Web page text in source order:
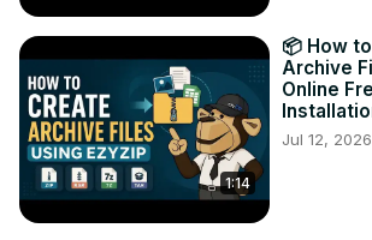
개인정보 보호, 더 빠른 속도, 서버에 파일 저
니다! WebRTC 기술을 사용하며 모든 운영체
우저에서 작동합니다!
#파일전송 #P2P파일전송 #파일보내기 #파
전송 #ezyzip
문의하기:
Twitter:
https://twitter.com/ezyzip
Facebook: https://www.facebook.com/
LinkedIn: https://www.linkedin.com/
1:14
📦 How
Archive
Online
Jul 12, 2026